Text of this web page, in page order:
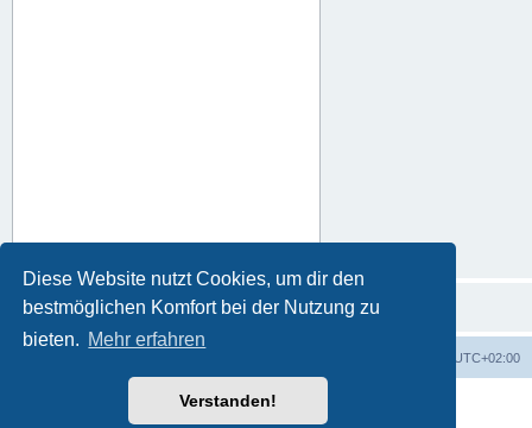
Diese Website nutzt Cookies, um dir den
bestmöglichen Komfort bei der Nutzung zu
bieten. Mehr erfahren
Verstanden!
UTC+02:00
Powered byphpBB® Forum Software © phpBB Limited
phpBB.de